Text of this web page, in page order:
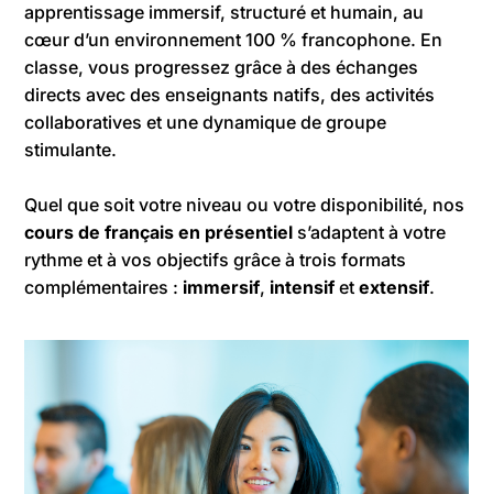
apprentissage immersif, structuré et humain, au
cœur d’un environnement 100 % francophone. En
classe, vous progressez grâce à des échanges
directs avec des enseignants natifs, des activités
collaboratives et une dynamique de groupe
stimulante.
Quel que soit votre niveau ou votre disponibilité, nos
cours de français en présentiel s’adaptent à votre
rythme et à vos objectifs grâce à trois formats
complémentaires : immersif, intensifetextensif.